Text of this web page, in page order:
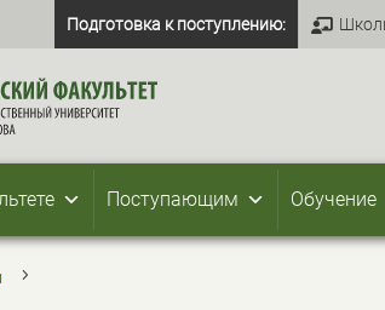
Подготовка к поступлению:
Поступающим Обучение
5